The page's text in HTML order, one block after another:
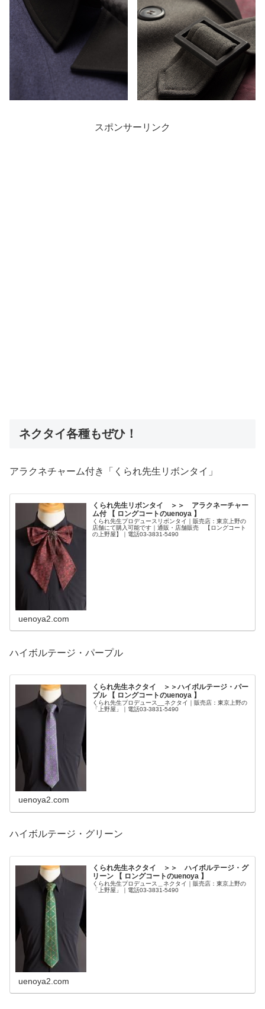
スポンサーリンク
ネクタイ各種もぜひ！
アラクネチャーム付き「くられ先生リボンタイ」
くられ先生リボンタイ ＞＞ アラクネーチャー
ム付 【 ロングコートのuenoya 】
くられ先生プロデュースリボンタイ｜販売店：東京上野の
店舗にて購入可能です｜通販・店舗販売 【ロングコート
の上野屋】｜電話03-3831-5490
uenoya2.com
ハイボルテージ・パープル
くられ先生ネクタイ ＞＞ハイボルテージ・パー
プル 【 ロングコートのuenoya 】
くられ先生プロデュース__ネクタイ｜販売店：東京上野の
「上野屋」｜電話03-3831-5490
uenoya2.com
ハイボルテージ・グリーン
くられ先生ネクタイ ＞＞ ハイボルテージ・グ
リーン 【 ロングコートのuenoya 】
くられ先生プロデュース＿ネクタイ｜販売店：東京上野の
「上野屋」｜電話03-3831-5490
uenoya2.com